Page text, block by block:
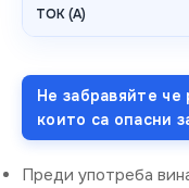
ТОК (A)
Не забравяйте
които са опасни
Преди употреба